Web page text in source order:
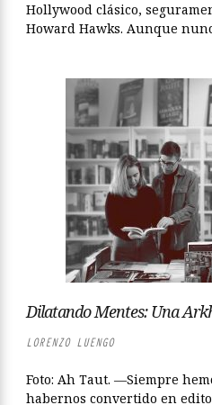
Hollywood clásico,
Howard Hawks. Aunque
Dilatando Mentes: Una
LORENZO LUENGO
Foto: Ah Taut. —Siempre
habernos convertido en